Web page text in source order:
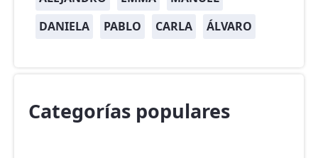
DANIELA
PABLO CARLA ÁLVARO
Categorías populares